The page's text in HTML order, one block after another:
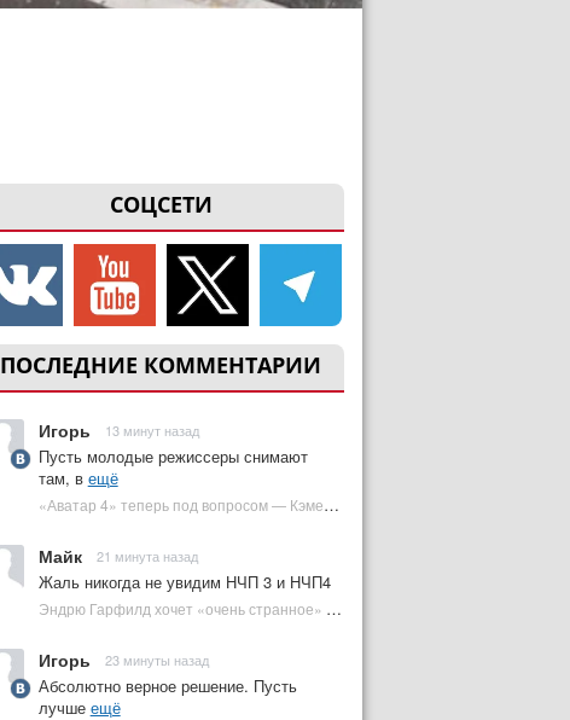
СОЦСЕТИ
ПОСЛЕДНИЕ КОММЕНТАРИИ
Игорь 13 минут назад
Пусть молодые режиссеры снимают
там, в ещё
«Аватар 4» теперь под вопросом — Кэмерон решил отойти от продолжения | Plugged In Ru
Майк 21 минута назад
Жаль никогда не увидим НЧП 3 и НЧП4
Эндрю Гарфилд хочет «очень странное» возвращение Человека-паука в MCU | Plugged In Ru
Игорь 23 минуты назад
Абсолютно верное решение. Пусть
лучше ещё